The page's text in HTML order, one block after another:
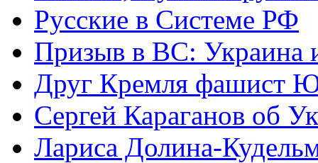
Русские в Системе РФ
Призыв в ВС: Украина
Друг Кремля фашист
Сергей Караганов об
Лариса Долина-